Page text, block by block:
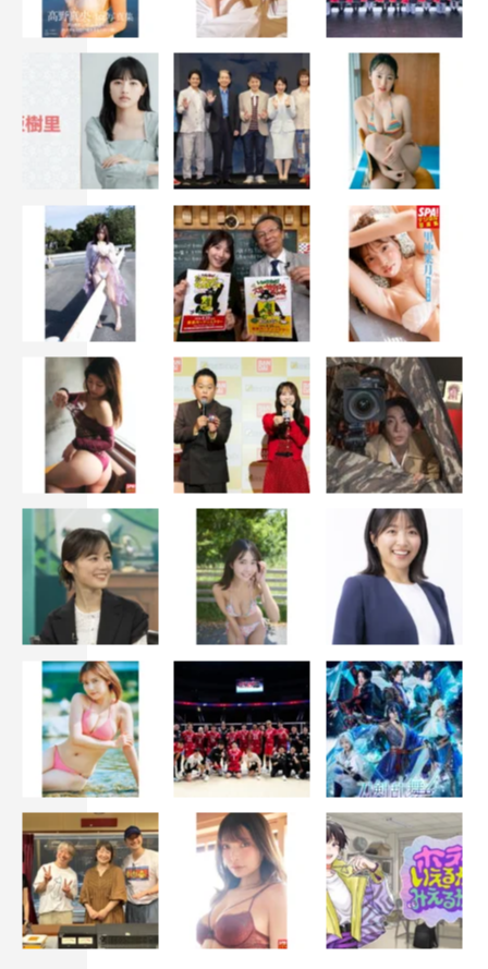
©テレビ朝日
ヒコロヒー 天海祐希 黒柳徹子
齊藤京子